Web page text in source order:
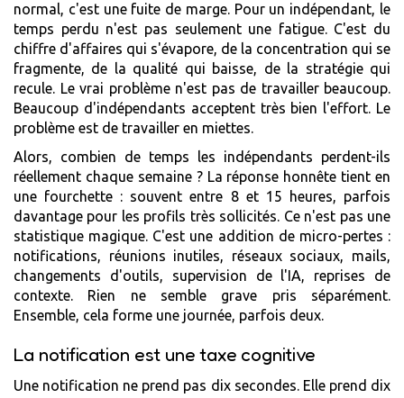
normal, c'est une fuite de marge. Pour un indépendant, le
temps perdu n'est pas seulement une fatigue. C'est du
chiffre d'affaires qui s'évapore, de la concentration qui se
fragmente, de la qualité qui baisse, de la stratégie qui
recule. Le vrai problème n'est pas de travailler beaucoup.
Beaucoup d'indépendants acceptent très bien l'effort. Le
problème est de travailler en miettes.
Alors, combien de temps les indépendants perdent-ils
réellement chaque semaine ? La réponse honnête tient en
une fourchette : souvent entre 8 et 15 heures, parfois
davantage pour les profils très sollicités. Ce n'est pas une
statistique magique. C'est une addition de micro-pertes :
notifications, réunions inutiles, réseaux sociaux, mails,
changements d'outils, supervision de l'IA, reprises de
contexte. Rien ne semble grave pris séparément.
Ensemble, cela forme une journée, parfois deux.
La notification est une taxe cognitive
Une notification ne prend pas dix secondes. Elle prend dix